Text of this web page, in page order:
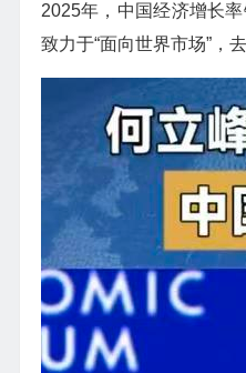
2025年，中国经济增长率
致力于“面向世界市场”，